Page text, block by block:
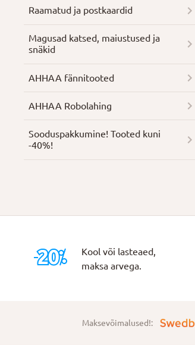
Raamatud ja postkaardid
Magusad katsed, maiustused ja
snäkid
AHHAA fännitooted
AHHAA Robolahing
Soodus­pakkumine! Tooted kuni
-40%!
Kool või lasteaed,
maksa arvega.
Maksevõimalused!: